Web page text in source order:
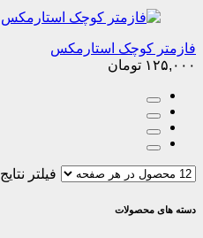
فازمتر کوچک استارمکس
۱۲۵,۰۰۰ تومان
فیلتر نتایج
دسته های محصولات